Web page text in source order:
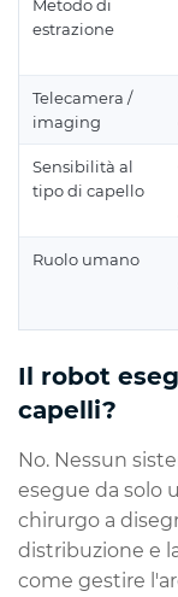
Metodo di
estrazione
Telecamera /
imaging
Sensibilità al
tipo di capello
Ruolo umano
Il robot
capelli?
No. Nessun
esegue da solo
chirurgo a
distribuzione e
come gestire